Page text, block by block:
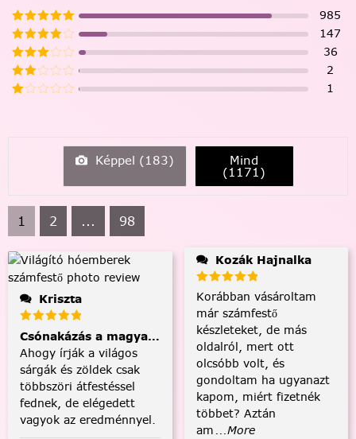
985
147
36
2
1
Képpel (183) Mind
(1171)
1 2 ... 98
Kriszta
Csónakázás a magyar tengeren
Ahogy írják a világos
sárgák és zöldek csak
többszöri átfestéssel
fednek, de elégedett
vagyok az eredménnyel.
Kozák Hajnalka
Korábban vásároltam
már számfestő
készleteket, de más
oldalról, mert ott
olcsóbb volt, és
gondoltam ha ugyanazt
kapom, miért fizetnék
többet? Aztán
am ...More